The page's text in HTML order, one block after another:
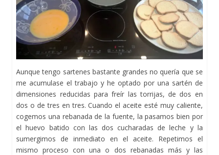
Aunque tengo sartenes bastante grandes no quería que se
me acumulase el trabajo y he optado por una sartén de
dimensiones reducidas para freír las torrijas, de dos en
dos o de tres en tres. Cuando el aceite esté muy caliente,
cogemos una rebanada de la fuente, la pasamos bien por
el huevo batido con las dos cucharadas de leche y la
sumergimos de inmediato en el aceite. Repetimos el
mismo proceso con una o dos rebanadas más y las